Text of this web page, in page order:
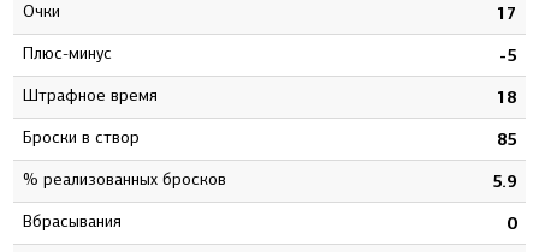
Очки 17
Плюс-минус -5
штрафное время 18
Броски в створ 85
% реализованных бросков 5.9
Вбрасывания 0